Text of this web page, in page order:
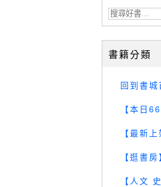
書籍分類
回到書城
【本日66
【最新上
【逛書房
【人文